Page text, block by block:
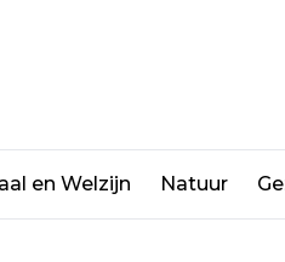
en Welzijn Natuur